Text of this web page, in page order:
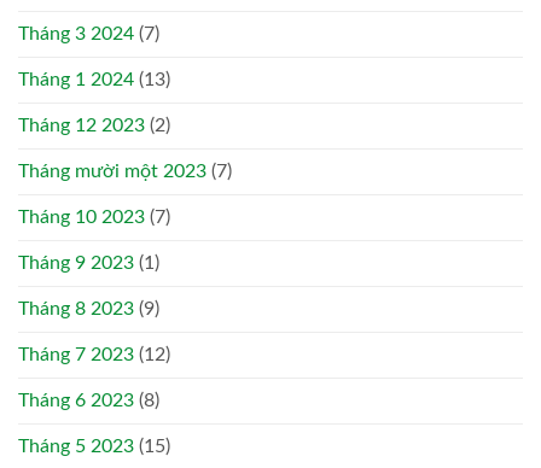
Tháng 3 2024 (7)
Tháng 1 2024 (13)
Tháng 12 2023 (2)
Tháng mười một 2023 (7)
Tháng 10 2023 (7)
Tháng 9 2023 (1)
Tháng 8 2023 (9)
Tháng 7 2023 (12)
Tháng 6 2023 (8)
Tháng 5 2023 (15)